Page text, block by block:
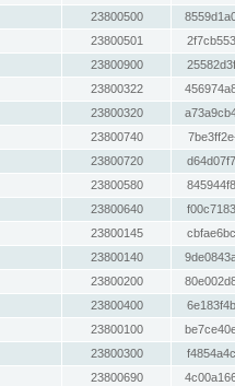
23800500
23800501
23800900
23800322
23800320
23800740
23800720
23800580
23800640
23800145
23800140
23800200
23800400
23800100
23800300
23800690